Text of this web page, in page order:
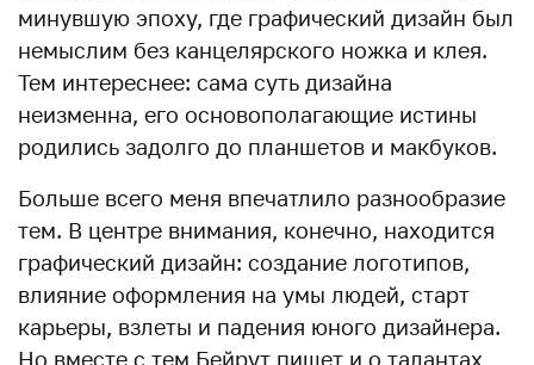
минувшую эпоху, где графический дизайн был
немыслим без канцелярского ножка и клея.
Тем интереснее: сама суть дизайна
неизменна, его основополагающие истины
родились задолго до планшетов и макбуков.
Больше всего меня впечатлило разнообразие
тем. В центре внимания, конечно, находится
графический дизайн: создание логотипов,
влияние оформления на умы людей, старт
карьеры, взлеты и падения юного дизайнера.
Но вместе с тем Бейрут пишет и о талантах